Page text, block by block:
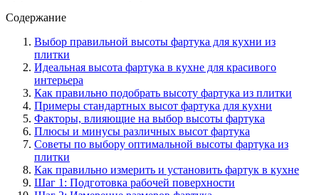
Содержание
Выбор правильной высоты фартука для кухни из
плитки
Идеальная высота фартука в кухне для красивого
интерьера
Как правильно подобрать высоту фартука из плитки
Примеры стандартных высот фартука для кухни
Факторы, влияющие на выбор высоты фартука
Плюсы и минусы различных высот фартука
Советы по выбору оптимальной высоты фартука из
плитки
Как правильно измерить и установить фартук в кухне
Шаг 1: Подготовка рабочей поверхности